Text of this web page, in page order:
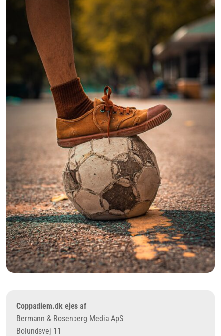
Coppadiem.dk ejes af
Bermann & Rosenberg Media ApS
Bolundsvej 11